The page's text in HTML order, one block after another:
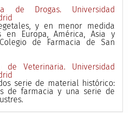
de Drogas. Universidad
y en menor medida
en Europa, América, Asia y
de Farmacia de San
de Veterinaria. Universidad
serie de material histórico:
de farmacia y una serie de